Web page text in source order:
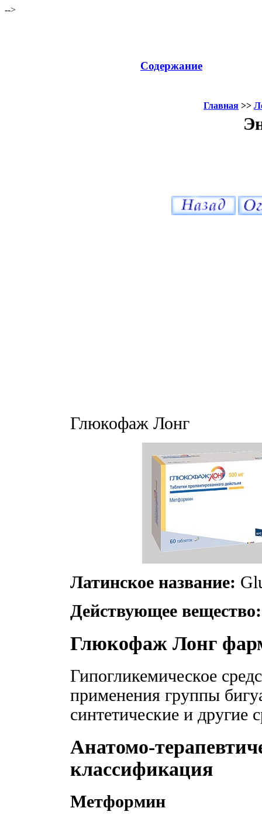
-->
Содержание
Главная >>
Глюкофаж Лонг
Латинское название:
Действующее вещество:
Глюкофаж Лонг
Гипогликемическое
применения группы
синтетические и другие
Анатомо-
классификация
Метформин